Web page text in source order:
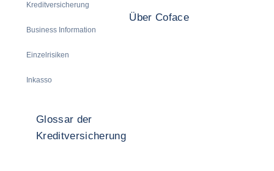
Kreditversicherung
Business Information
Einzelrisiken
Inkasso
Über Coface
Glossar der
Kreditversicherung